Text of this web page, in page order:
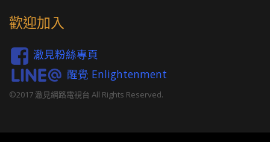
歡迎加入
澈見粉絲專頁
醒覺 Enlightenment
©2017 澈見網路電視台 All Rights Reserved.